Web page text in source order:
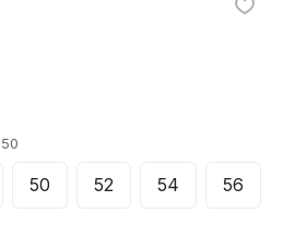
50
50 52 54 56